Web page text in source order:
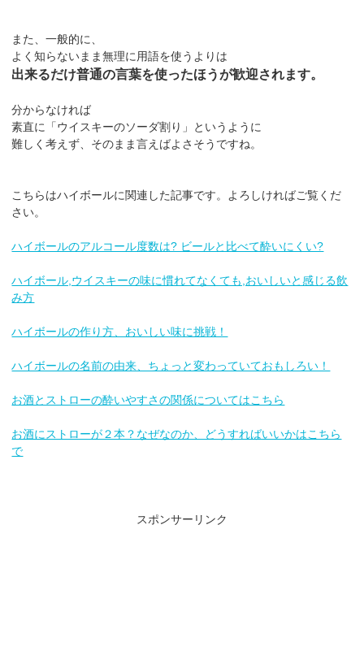
また、一般的に、
よく知らないまま無理に用語を使うよりは
出来るだけ普通の言葉を使ったほうが歓迎されます。
分からなければ
素直に「ウイスキーのソーダ割り」というように
難しく考えず、そのまま言えばよさそうですね。
こちらはハイボールに関連した記事です。よろしければご覧くだ
さい。
ハイボールのアルコール度数は? ビールと比べて酔いにくい?
ハイボール,ウイスキーの味に慣れてなくても,おいしいと感じる飲
み方
ハイボールの作り方、おいしい味に挑戦！
ハイボールの名前の由来、ちょっと変わっていておもしろい！
お酒とストローの酔いやすさの関係についてはこちら
お酒にストローが２本？なぜなのか、どうすればいいかはこちら
で
スポンサーリンク